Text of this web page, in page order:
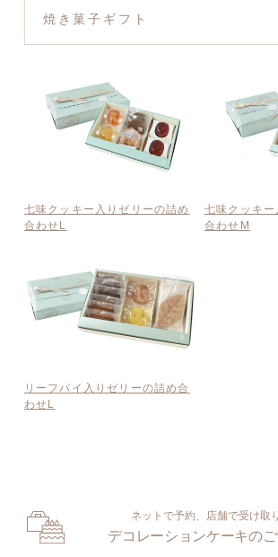
焼き菓子ギフト
七味クッキー入りゼリーの詰め
合わせL
七味クッキ
合わせM
リーフパイ入りゼリーの詰め合
わせL
ネットで予約、店舗で受け取り
デコレーションケーキの